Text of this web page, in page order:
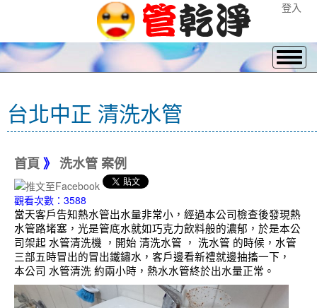
登入
台北中正 清洗水管
首頁 》 洗水管 案例
觀看次數：3588
當天客戶告知熱水管出水量非常小，經過本公司檢查後發現熱
水管路堵塞，光是管底水就如巧克力飲料般的濃郁，於是本公
司架起 水管清洗機 ，開始 清洗水管 ， 洗水管 的時候，水管
三部五時冒出的冒出鐵鏽水，客戶邊看新禮就邊抽搐一下，
本公司 水管清洗 約兩小時，熱水水管終於出水量正常。